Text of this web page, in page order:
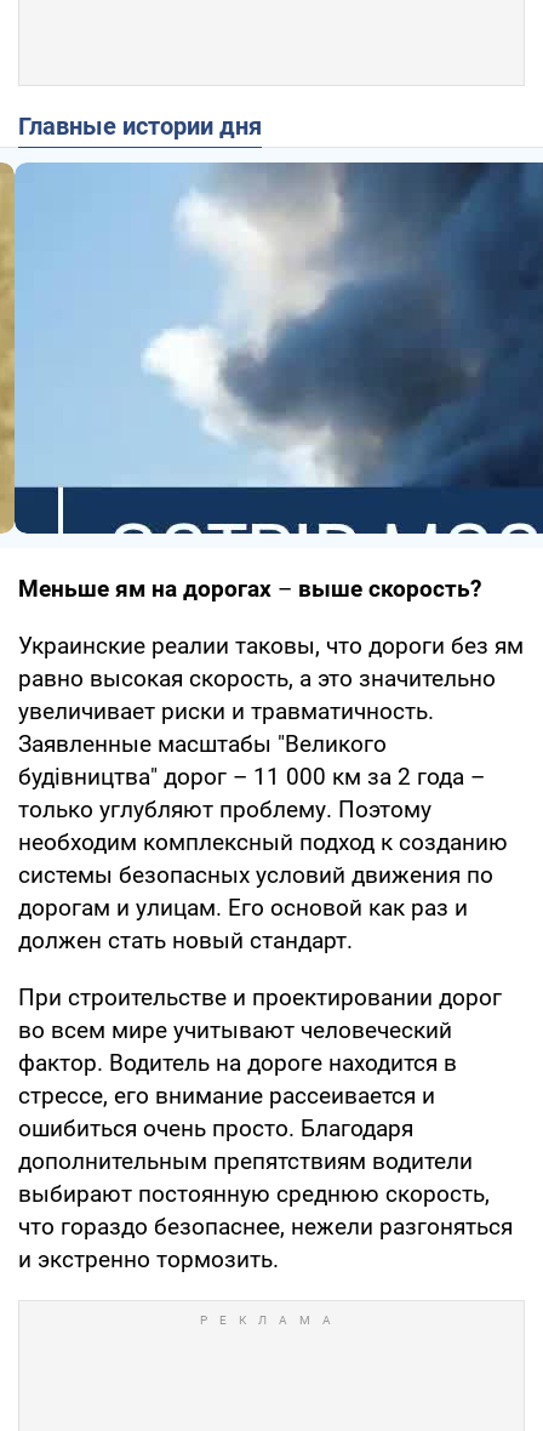
Главные истории дня
Меньше ям на дорогах – выше скорость?
Украинские реалии таковы, что дороги без ям
равно высокая скорость, а это значительно
увеличивает риски и травматичность.
Заявленные масштабы "Великого
будівництва" дорог – 11 000 км за 2 года –
только углубляют проблему. Поэтому
необходим комплексный подход к созданию
системы безопасных условий движения по
дорогам и улицам. Его основой как раз и
должен стать новый стандарт.
При строительстве и проектировании дорог
во всем мире учитывают человеческий
фактор. Водитель на дороге находится в
стрессе, его внимание рассеивается и
ошибиться очень просто. Благодаря
дополнительным препятствиям водители
выбирают постоянную среднюю скорость,
что гораздо безопаснее, нежели разгоняться
и экстренно тормозить.